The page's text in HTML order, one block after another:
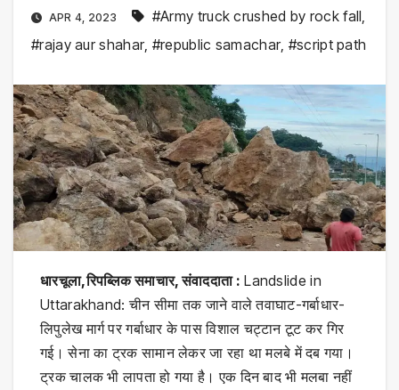
APR 4, 2023 #Army truck crushed by rock fall,
#rajay aur shahar, #republic samachar, #script path
धारचूला,रिपब्लिक समाचार, संवाददाता : Landslide in
Uttarakhand: चीन सीमा तक जाने वाले तवाघाट-गर्बाधार-
लिपुलेख मार्ग पर गर्बाधार के पास विशाल चट्टान टूट कर गिर
गई। सेना का ट्रक सामान लेकर जा रहा था मलबे में दब गया।
ट्रक चालक भी लापता हो गया है। एक दिन बाद भी मलबा नहीं